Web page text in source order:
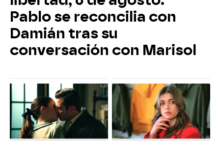
Pablo se reconcilia con
Damián tras su
conversación con Marisol